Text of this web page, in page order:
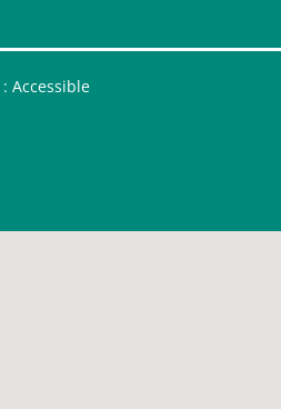
: Accessible